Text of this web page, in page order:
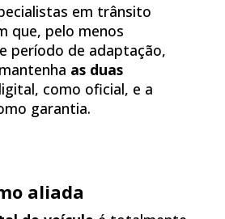
em trânsito
que, pelo menos
período de adaptação,
as duas
como oficial, e a
garantia.
aliada